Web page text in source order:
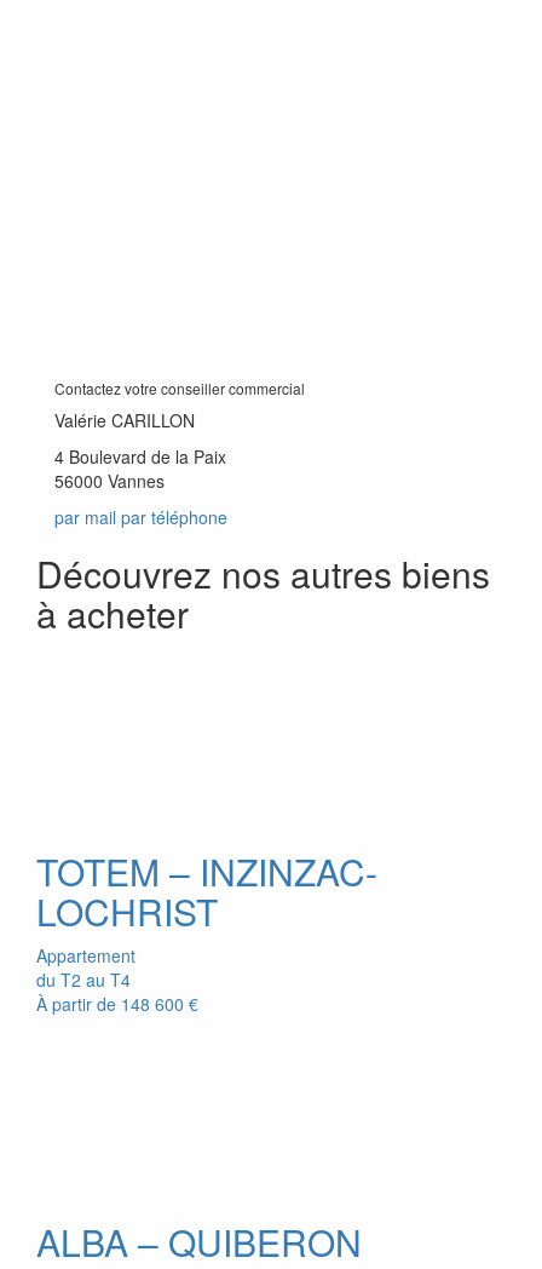
Contactez votre conseiller commercial
Valérie CARILLON
4 Boulevard de la Paix
56000 Vannes
par mail par téléphone
Découvrez nos autres biens
à acheter
TOTEM – INZINZAC-
LOCHRIST
Appartement
du T2 au T4
À partir de 148 600 €
ALBA – QUIBERON